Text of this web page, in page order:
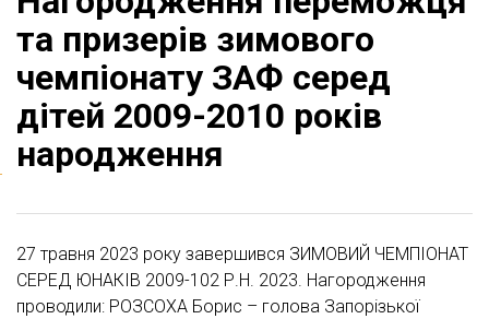
та призерів зимового
чемпіонату ЗАФ серед
дітей 2009-2010 років
народження
27 травня 2023 року завершився ЗИМОВИЙ ЧЕМПІОНАТ
СЕРЕД ЮНАКІВ 2009-102 Р.Н. 2023. Нагородження
проводили: РОЗСОХА Борис – голова Запорізької